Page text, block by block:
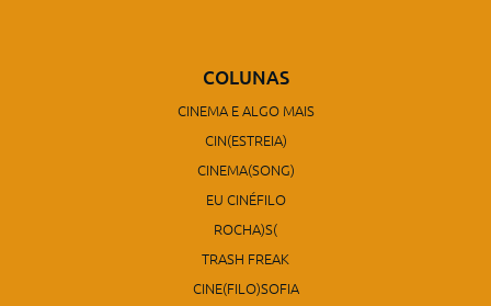
COLUNAS
CINEMA E ALGO MAIS
CIN(ESTREIA)
CINEMA(SONG)
EU CINÉFILO
ROCHA)S(
TRASH FREAK
CINE(FILO)SOFIA